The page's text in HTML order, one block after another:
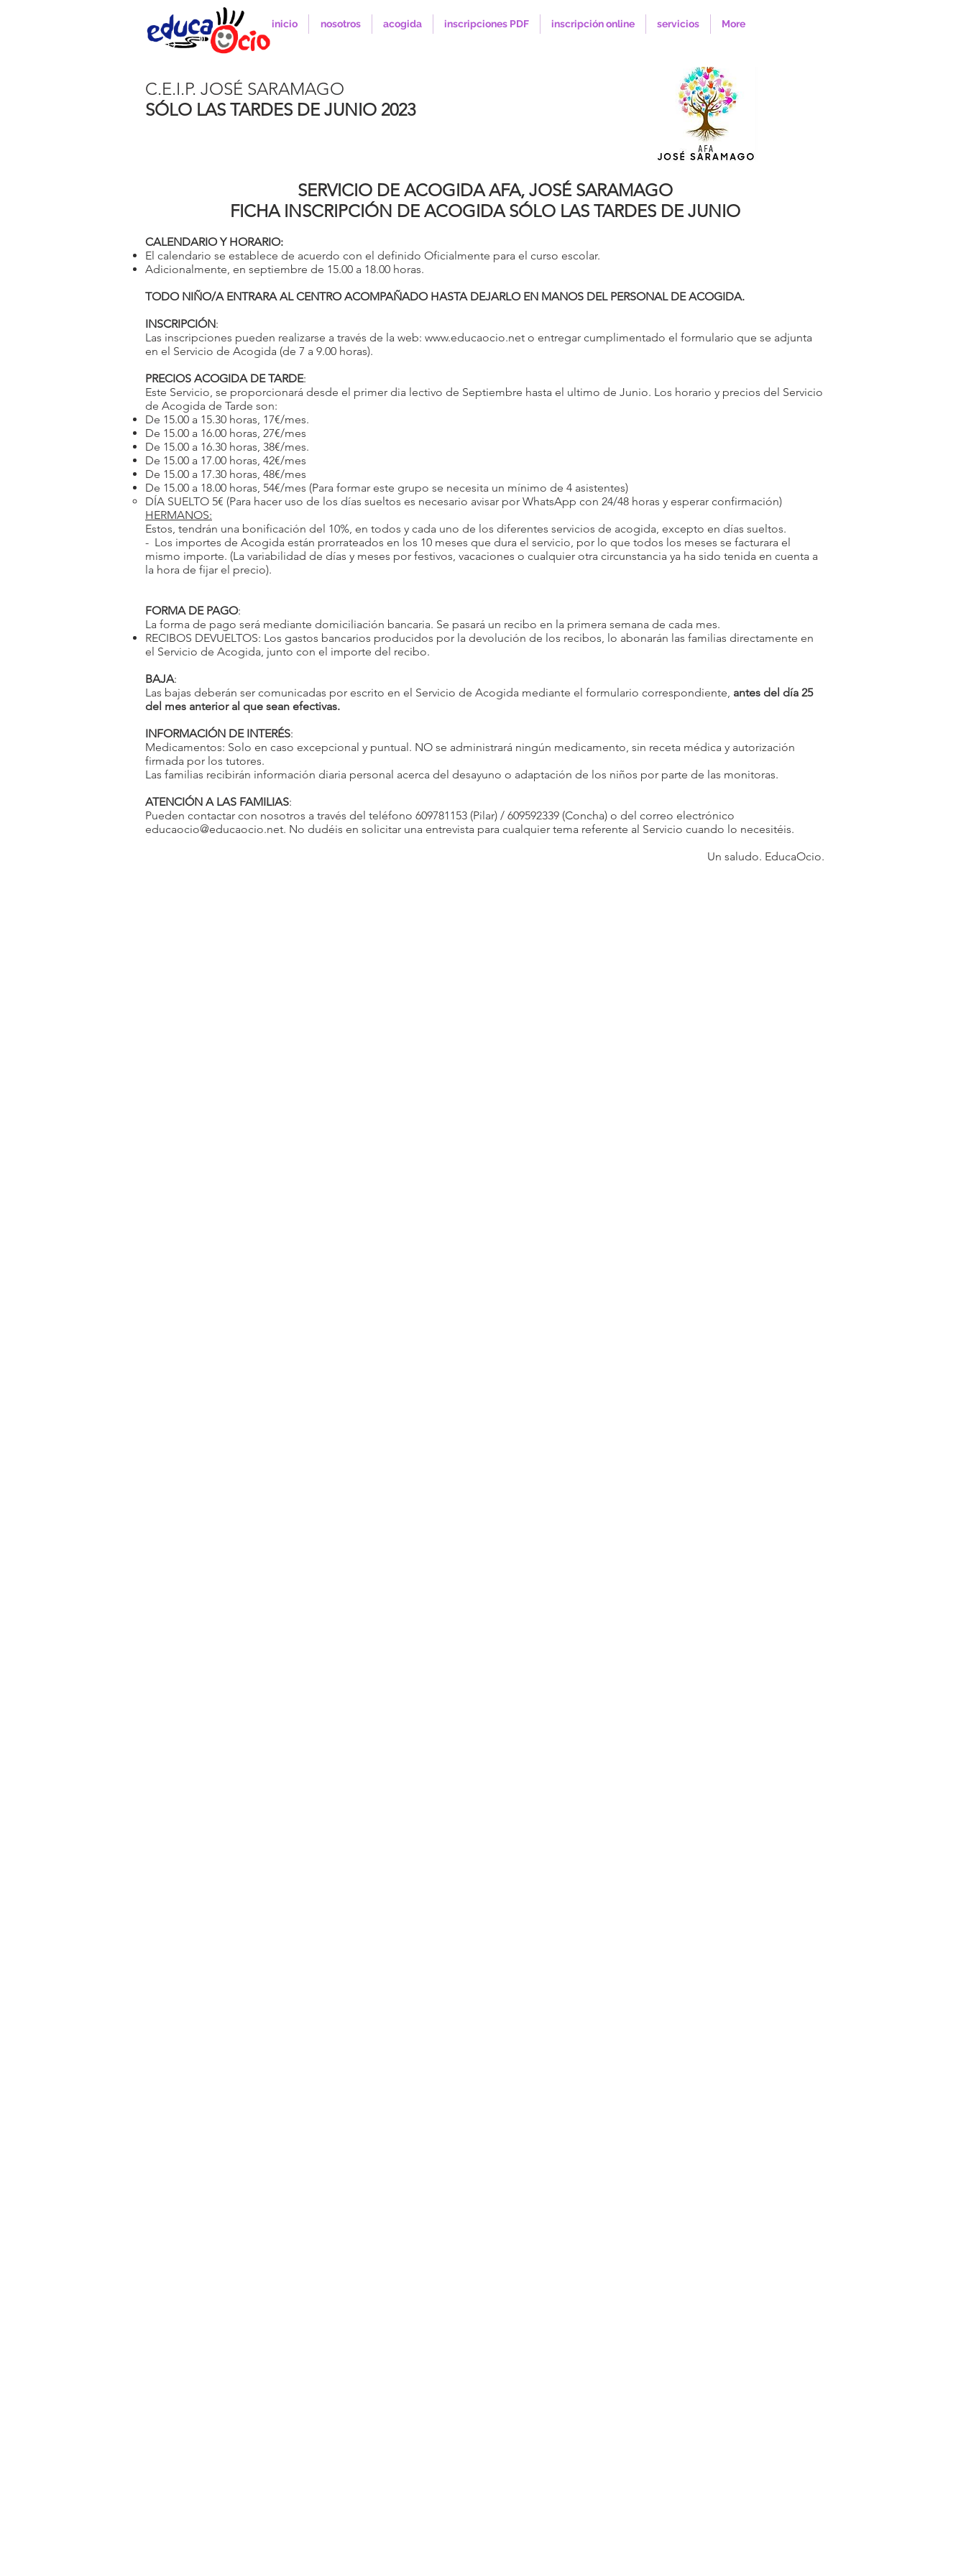
inicio nosotros acogida inscripciones PDF inscripción online servicios More
C.E.I.P. JOSÉ SARAMAGO
SÓLO LAS TARDES DE JUNIO 2023
SERVICIO DE ACOGIDA AFA, JOSÉ SARAMAGO
FICHA INSCRIPCIÓN DE ACOGIDA SÓLO LAS TARDES DE JUNIO
CALENDARIO Y HORARIO:
El calendario se establece de acuerdo con el definido Oficialmente para el curso escolar.
Adicionalmente, en septiembre de 15.00 a 18.00 horas.
TODO NIÑO/A ENTRARA AL CENTRO ACOMPAÑADO HASTA DEJARLO EN MANOS DEL PERSONAL DE ACOGIDA.
INSCRIPCIÓN:
Las inscripciones pueden realizarse a través de la web: www.educaocio.net o entregar cumplimentado el formulario que se adjunta
en el Servicio de Acogida (de 7 a 9.00 horas).
PRECIOS ACOGIDA DE TARDE:
Este Servicio, se proporcionará desde el primer dia lectivo de Septiembre hasta el ultimo de Junio. Los horario y precios del Servicio
de Acogida de Tarde son:
De 15.00 a 15.30 horas, 17€/mes.
De 15.00 a 16.00 horas, 27€/mes
De 15.00 a 16.30 horas, 38€/mes.
De 15.00 a 17.00 horas, 42€/mes
De 15.00 a 17.30 horas, 48€/mes
De 15.00 a 18.00 horas, 54€/mes (Para formar este grupo se necesita un mínimo de 4 asistentes)
DÍA SUELTO 5€ (Para hacer uso de los días sueltos es necesario avisar por WhatsApp con 24/48 horas y esperar confirmación)
HERMANOS:
Estos, tendrán una bonificación del 10%, en todos y cada uno de los diferentes servicios de acogida, excepto en días sueltos.
- Los importes de Acogida están prorrateados en los 10 meses que dura el servicio, por lo que todos los meses se facturara el
mismo importe. (La variabilidad de días y meses por festivos, vacaciones o cualquier otra circunstancia ya ha sido tenida en cuenta a
la hora de fijar el precio).
FORMA DE PAGO:
La forma de pago será mediante domiciliación bancaria. Se pasará un recibo en la primera semana de cada mes.
RECIBOS DEVUELTOS: Los gastos bancarios producidos por la devolución de los recibos, lo abonarán las familias directamente en
el Servicio de Acogida, junto con el importe del recibo.
BAJA:
Las bajas deberán ser comunicadas por escrito en el Servicio de Acogida mediante el formulario correspondiente, antes del día 25
del mes anterior al que sean efectivas.
INFORMACIÓN DE INTERÉS:
Medicamentos: Solo en caso excepcional y puntual. NO se administrará ningún medicamento, sin receta médica y autorización
firmada por los tutores.
Las familias recibirán información diaria personal acerca del desayuno o adaptación de los niños por parte de las monitoras.
ATENCIÓN A LAS FAMILIAS:
Pueden contactar con nosotros a través del teléfono 609781153 (Pilar) / 609592339 (Concha) o del correo electrónico
educaocio@educaocio.net. No dudéis en solicitar una entrevista para cualquier tema referente al Servicio cuando lo necesitéis.
Un saludo. EducaOcio.